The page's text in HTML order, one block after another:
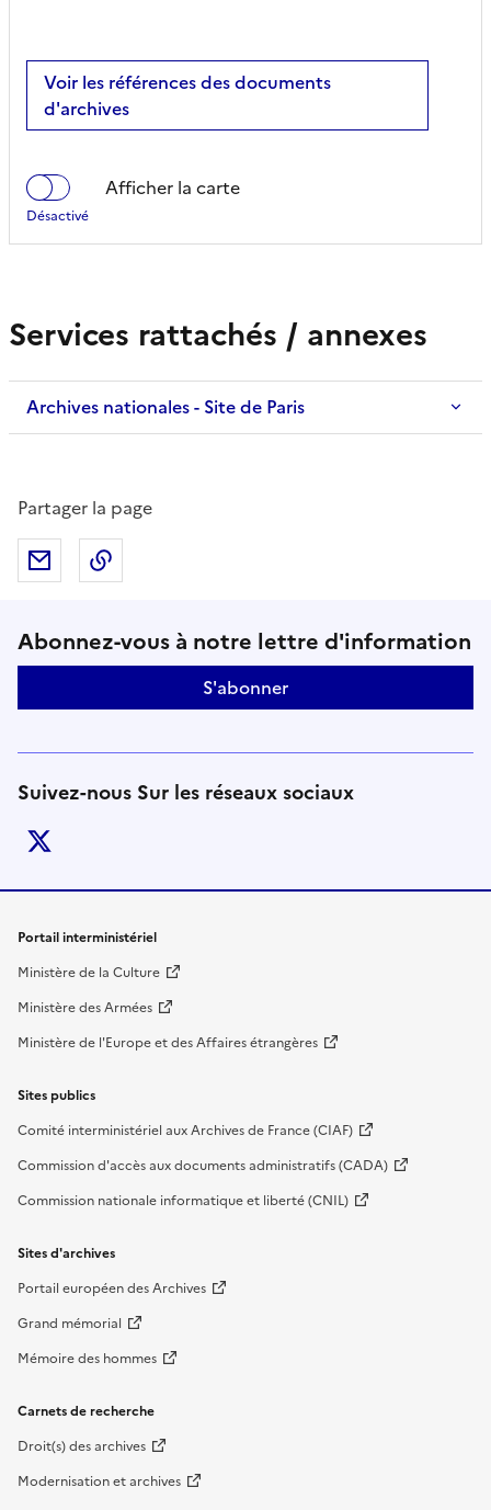
Voir les références des documents
d'archives
Afficher la carte
Services rattachés / annexes
Archives nationales - Site de Paris
Partager la page
Partager par mail
Suivez-nous sur le réseaux
Abonnez-vous à notre lettre d'information
S'abonner
Suivez-nous Sur les réseaux sociaux
Liens de bas de page
Portail interministériel
Ministère de la Culture
Ministère des Armées
Ministère de l'Europe et des Affaires étrangères
Sites publics
Comité interministériel aux Archives de France (CIAF)
Commission d'accès aux documents administratifs (CADA)
Commission nationale informatique et liberté (CNIL)
Sites d'archives
Portail européen des Archives
Grand mémorial
Mémoire des hommes
Carnets de recherche
Droit(s) des archives
Modernisation et archives